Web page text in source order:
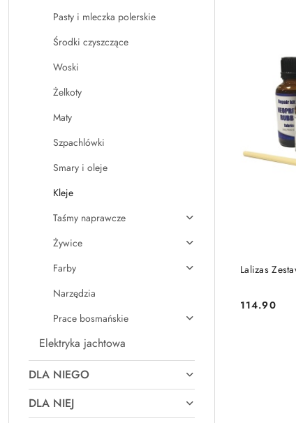
Pasty i mleczka polerskie
Środki czyszczące
Woski
Żelkoty
Maty
Szpachlówki
Smary i oleje
Kleje
Taśmy naprawcze
Żywice
Farby
Narzędzia
Prace bosmańskie
Elektryka jachtowa
DLA NIEGO
DLA NIEJ
Lalizas
Cena:
114.90